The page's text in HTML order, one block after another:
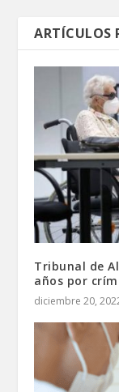
ARTÍCULOS
Tribunal de
años por
diciembre 20,